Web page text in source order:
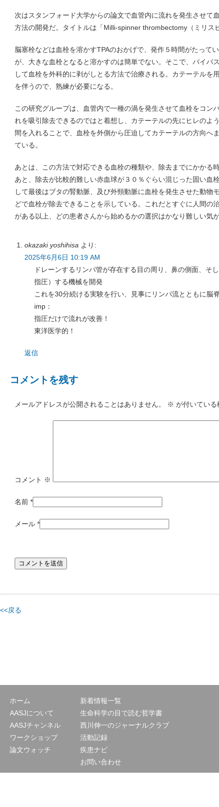
次はスタンフォード大学からの論文で血管内に流れを発生させて
方法の開発だ。タイトルは「Milli-spinner thrombectomy（ミリス
脳塞栓などは血栓を溶かすTPAのおかげで、発作５時間がたって
が、大きな血栓となると溶かすのは簡単でない。そこで、バイパ
して血栓を外科的に剥がしとる方法で治療される。カテーテルを
を伴うので、熟練が必要になる。
この研究グループは、血管内で一種の渦を発生させて血栓をコン
れを吸引除去できるのではと着想し、カテーテルの先にヒレのよ
間を入れることで、血栓を外側から圧迫してカテーテルの方向へ
ている。
あとは、この方法で対応できる血栓の種類や、除去までにかかる
あと、除去が比較的難しい赤血球が３０％ぐらい混じった固い血
して最後はブタの腎動脈、及び外頸動脈に血栓を発生させた動物
どで血栓が除去できることを示している。これだとすぐに人間の
がある以上、どの患者さんから始めるかの選択はかなり難しい気
okazaki yoshihisa より:
2025年6月6日 10:19 AM
ドレーンするリンパ管が存在する目の周り、鼻の側面、そ
指圧）する機械を開発
これを30分続ける実験を行い、見事にリンパ流とともに脳
imp：
指圧だけで流れが改善！
東洋医学的！
返信
コメントを残す
メールアドレスが公開されることはありません。 ※ が付いてい
コメント ※
名前 *
メール *
<<戻る
ホーム
AASJについて
AASJチャンネル
ワークショップ
論文ウォッチ
新着情報一覧
生命科学の目で読む哲学書
西川伸一のジャーナルクラブ
活動記録
疾患ナビ
お問い合わせ